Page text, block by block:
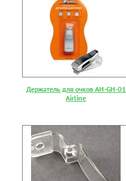
Держатель для очков AH-GH-01
Airline